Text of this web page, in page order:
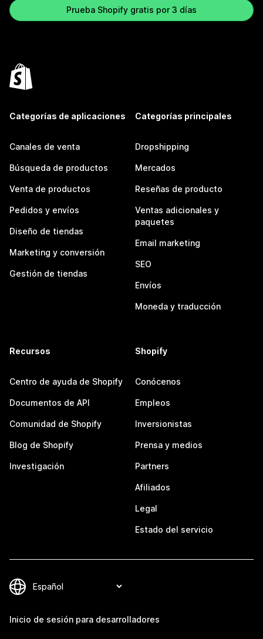
Prueba Shopify gratis por 3 días
Categorías de aplicaciones
Canales de venta
Búsqueda de productos
Venta de productos
Pedidos y envíos
Diseño de tiendas
Marketing y conversión
Gestión de tiendas
Categorías principales
Dropshipping
Mercados
Reseñas de producto
Ventas adicionales y
paquetes
Email marketing
SEO
Envíos
Moneda y traducción
Recursos
Centro de ayuda de Shopify
Documentos de API
Comunidad de Shopify
Blog de Shopify
Investigación
Shopify
Conócenos
Empleos
Inversionistas
Prensa y medios
Partners
Afiliados
Legal
Estado del servicio
Inicio de sesión para desarrolladores